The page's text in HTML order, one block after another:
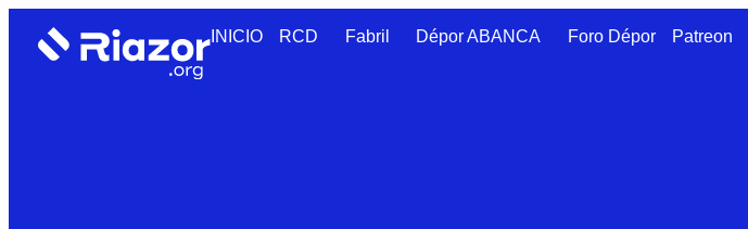
INICIO RCD Fabril Dépor ABANCA Foro Dépor Patreon